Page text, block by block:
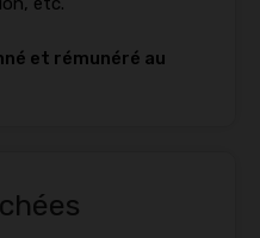
et rémunéré au